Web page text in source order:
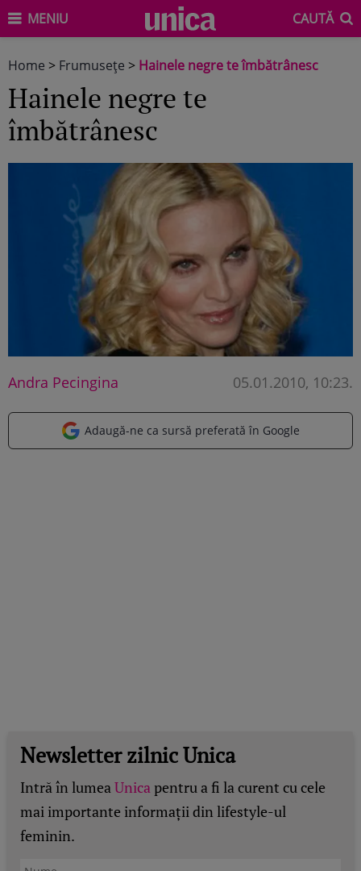
MENIU CAUTĂ
Home > Frumuseţe > Hainele negre te îmbătrânesc
Hainele negre te
îmbătrânesc
Andra Pecingina 05.01.2010, 10:23.
Adaugă-ne ca sursă preferată în Google
Newsletter zilnic Unica
Intră în lumeaUnicapentru a fi la curent cu cele
mai importante informații din lifestyle-ul
feminin.